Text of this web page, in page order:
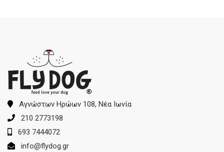
Αγνώστων Ηρώων 108, Νέα Ιωνία
210 2773198
693 7444072
info@flydog.gr